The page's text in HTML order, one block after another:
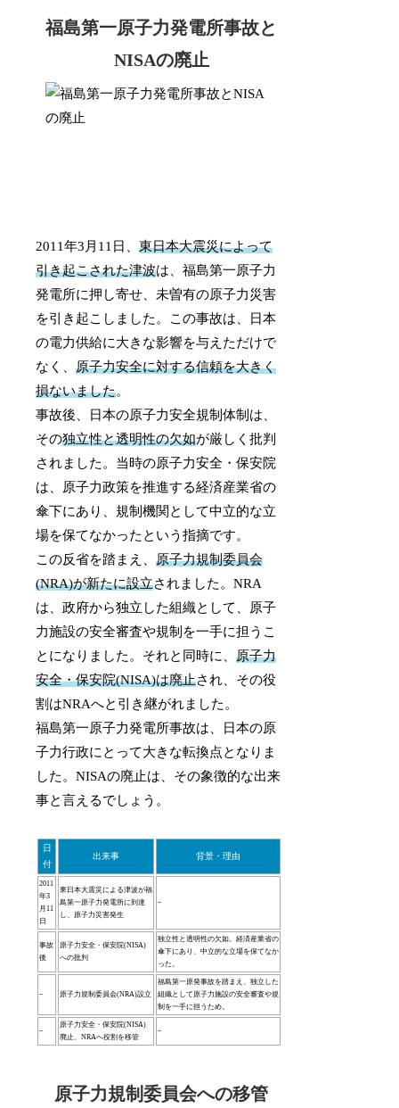
福島第一原子力発電所事故と
NISAの廃止
2011年3月11日、東日本大震災によって
引き起こされた津波は、福島第一原子力
発電所に押し寄せ、未曽有の原子力災害
を引き起こしました。この事故は、日本
の電力供給に大きな影響を与えただけで
なく、原子力安全に対する信頼を大きく
損ないました。
事故後、日本の原子力安全規制体制は、
その独立性と透明性の欠如が厳しく批判
されました。当時の原子力安全・保安院
は、原子力政策を推進する経済産業省の
傘下にあり、規制機関として中立的な立
場を保てなかったという指摘です。
この反省を踏まえ、原子力規制委員会
(NRA)が新たに設立されました。NRA
は、政府から独立した組織として、原子
力施設の安全審査や規制を一手に担うこ
とになりました。それと同時に、原子力
安全・保安院(NISA)は廃止され、その役
割はNRAへと引き継がれました。
福島第一原子力発電所事故は、日本の原
子力行政にとって大きな転換点となりま
した。NISAの廃止は、その象徴的な出来
事と言えるでしょう。
日
付
出来事 背景・理由
2011
年3
月11
日
東日本大震災による津波が福
島第一原子力発電所に到達
し、原子力災害発生
–
事故
後
原子力安全・保安院(NISA)
への批判
独立性と透明性の欠如。経済産業省の
傘下にあり、中立的な立場を保てなか
った。
– 原子力規制委員会(NRA)設立
福島第一原発事故を踏まえ、独立した
組織として原子力施設の安全審査や規
制を一手に担うため。
–
原子力安全・保安院(NISA)
廃止、NRAへ役割を移管
–
原子力規制委員会への移管